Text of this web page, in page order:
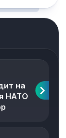
на
НАТО